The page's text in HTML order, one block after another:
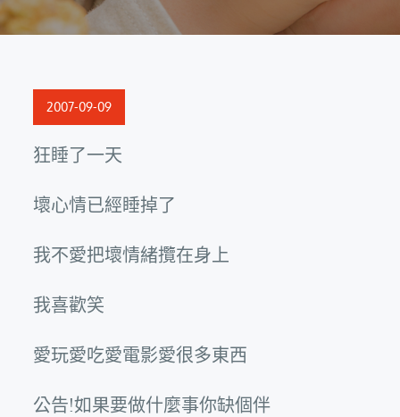
Posted
2007-09-09
狂睡了一天
壞心情已經睡掉了
我不愛把壞情緒攬在身上
我喜歡笑
愛玩愛吃愛電影愛很多東西
公告!如果要做什麼事你缺個伴